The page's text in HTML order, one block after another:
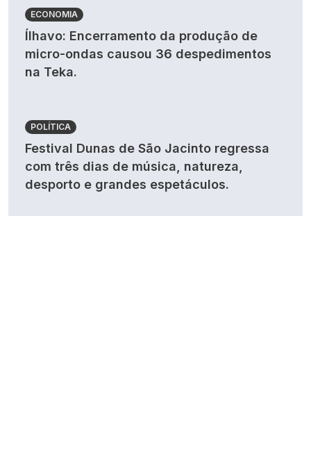
ECONOMIA
Ílhavo: Encerramento da produção de
micro-ondas causou 36 despedimentos
na Teka.
POLÍTICA
Festival Dunas de São Jacinto regressa
com três dias de música, natureza,
desporto e grandes espetáculos.